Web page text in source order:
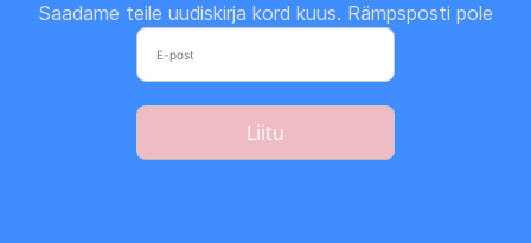
Saadame teile uudiskirja kord kuus. Rämpsposti pole
Liitu